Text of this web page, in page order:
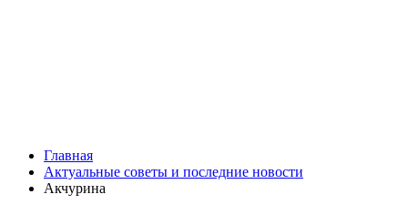
Главная
Актуальные советы и последние новости
Акчурина